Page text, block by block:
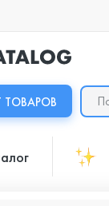
ТОВАРОВ